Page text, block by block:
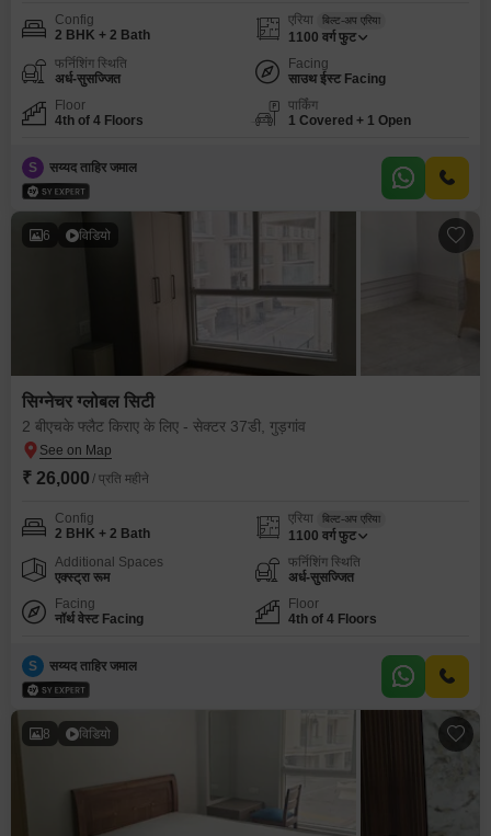
Config
2 BHK + 2 Bath
एरिया बिल्ट-अप एरिया
1100 वर्ग फुट
फर्निशिंग स्थिति
अर्ध-सुसज्जित
Facing
साउथ ईस्ट Facing
Floor
4th of 4 Floors
पार्किंग
1 Covered + 1 Open
S सय्यद ताहिर जमाल
6 विडियो
सिग्नेचर ग्लोबल सिटी
2 बीएचके फ्लैट किराए के लिए - सेक्टर 37डी, गुड़गांव
₹ 26,000 / प्रति महीने
Config
2 BHK + 2 Bath
एरिया बिल्ट-अप एरिया
1100 वर्ग फुट
Additional Spaces
एक्स्ट्रा रूम
फर्निशिंग स्थिति
अर्ध-सुसज्जित
Facing
नॉर्थ वेस्ट Facing
Floor
4th of 4 Floors
S सय्यद ताहिर जमाल
8 विडियो